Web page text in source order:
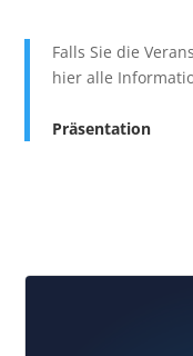
Falls Sie die
hier alle
Präsentation